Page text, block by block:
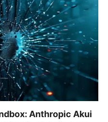
Anthropic Akui